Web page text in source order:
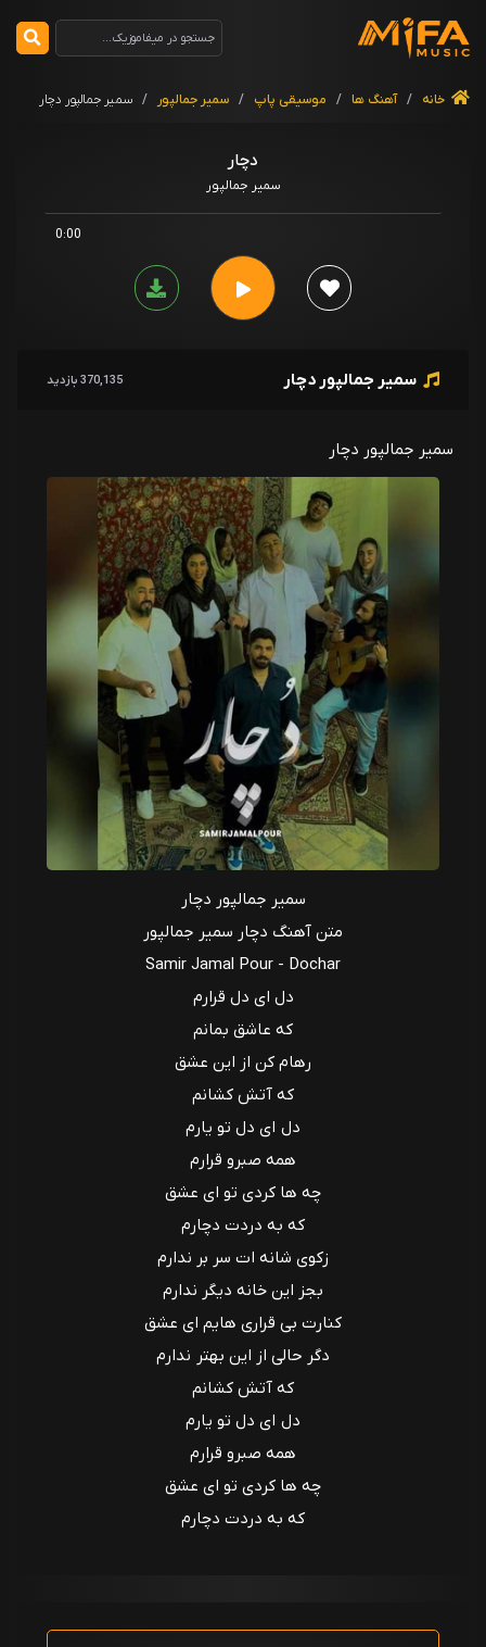
خانه / آهنگ ها / موسیقی پاپ / سمیر جمالپور / سمیر جمالپور دچار
دچار
سمیر جمالپور
0:00
سمیر جمالپور دچار 370,135 بازدید
سمیر جمالپور دچار
سمیر جمالپور دچار
متن آهنگ دچار سمیر جمالپور
Samir Jamal Pour - Dochar
دل ای دل قرارم
که عاشق بمانم
رهام کن از این عشق
که آتش کشانم
دل ای دل تو یارم
همه صبرو قرارم
چه ها کردی تو ای عشق
که به دردت دچارم
زکوی شانه ات سر بر ندارم
بجز این خانه دیگر ندارم
کنارت بی قراری هایم ای عشق
دگر حالی از این بهتر ندارم
که آتش کشانم
دل ای دل تو یارم
همه صبرو قرارم
چه ها کردی تو ای عشق
که به دردت دچارم